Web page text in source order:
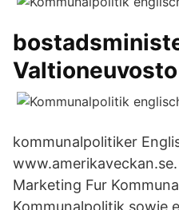
Valtioneuvosto
kommunalpolitiker
Marketing Fur
Kommunalpolitik sowie